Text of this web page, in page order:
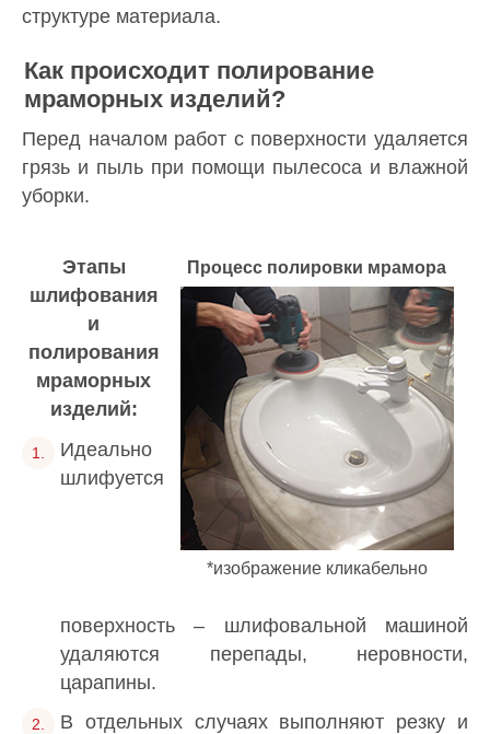
структуре материала.
Как происходит полирование
мраморных изделий?
Перед началом работ с поверхности удаляется
грязь и пыль при помощи пылесоса и влажной
уборки.
Процесс полировки мрамора
*изображение кликабельно
Этапы
шлифования
и
полирования
мраморных
изделий:
Идеально
шлифуется
поверхность – шлифовальной машиной
удаляются перепады, неровности,
царапины.
В отдельных случаях выполняют резку и